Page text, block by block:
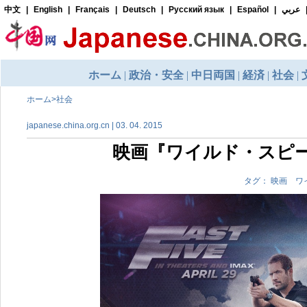
ホーム>社会
japanese.china.org.cn | 03. 04. 2015
映画『ワイルド・スピ
タグ： 映画 ワ